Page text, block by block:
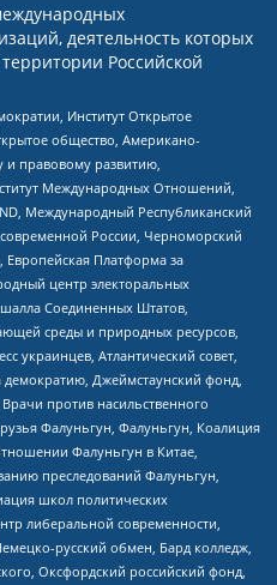
деятельность которых
Российской
Институт Открытое
общество, Американо-
и правовому развитию,
Международных Отношений,
Международный Республиканский
современной России, Черноморский
Европейская Платформа за
центр электоральных
Соединенных Штатов,
среды и природных ресурсов,
украинцев, Атлантический совет,
демократию, Джеймстаунский фонд,
против насильственного
Фалуньгун, Фалуньгун, Коалиция
Фалуньгун в Китае,
преследований Фалуньгун,
школ политических
либеральной современности,
русский обмен, Бард колледж,
Оксфордский российский фонд,